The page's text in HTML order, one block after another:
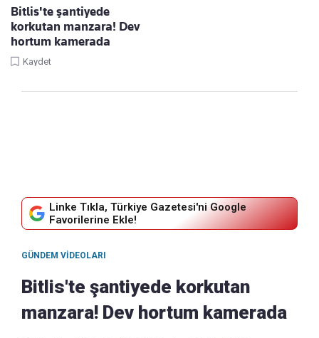
Bitlis'te şantiyede
korkutan manzara! Dev
hortum kamerada
Kaydet
Linke Tıkla, Türkiye Gazetesi'ni Google
Favorilerine Ekle!
GÜNDEM VIDEOLARI
Bitlis'te şantiyede korkutan
manzara! Dev hortum kamerada